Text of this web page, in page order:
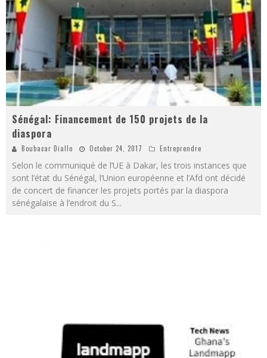
Sénégal: Financement de 150 projets de la
diaspora
Boubacar Diallo October 24, 2017 Entreprendre
Selon le communiqué de l’UE à Dakar, les trois instances que
sont l’état du Sénégal, l’Union européenne et l’Afd ont décidé
de concert de financer les projets portés par la diaspora
sénégalaise à l’endroit du S...